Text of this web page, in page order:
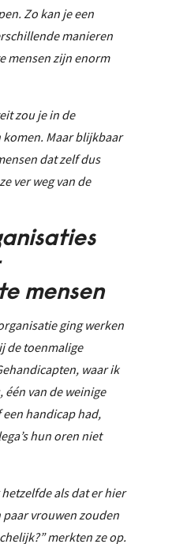
Zo kan je een
manieren
mensen zijn enorm
zou je in de
Maar blijkbaar
dat zelf dus
ver weg van de
mensen
ging werken
de toenmalige
waar ik
één van de weinige
handicap had,
hun oren niet
als dat er hier
vrouwen zouden
merkten ze op.